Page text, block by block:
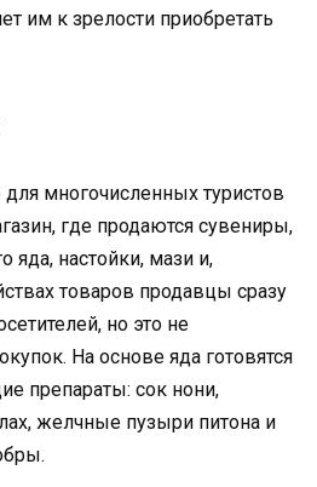
им к зрелости приобретать
многочисленных туристов
где продаются сувениры,
яда, настойки, мази и,
товаров продавцы сразу
но это не
На основе яда готовятся
препараты: сок нони,
желчные пузыри питона и